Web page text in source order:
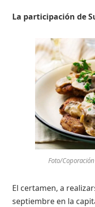
La participación de
Foto/
El certamen, a
septiembre en la